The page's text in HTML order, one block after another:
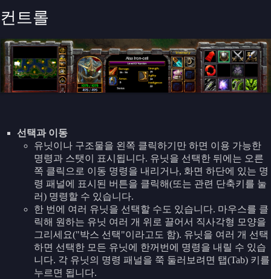
컨트롤
선택과 이동
유닛이나 구조물을 왼쪽 클릭하기만 하면 이용 가능한
명령과 스탯이 표시됩니다. 유닛을 선택한 뒤에는 오른
쪽 클릭으로 이동 명령을 내리거나, 화면 하단에 있는 명
령 패널에 표시된 버튼을 클릭해(또는 관련 단축키를 눌
러) 명령할 수 있습니다.
한 번에 여러 유닛을 선택할 수도 있습니다. 마우스를 클
릭해 원하는 유닛 여러 개 위로 끌어서 직사각형 모양을
그리세요("박스 선택"이라고도 함). 유닛을 여러 개 선택
하면 선택한 모든 유닛에 한꺼번에 명령을 내릴 수 있습
니다. 각 유닛의 명령 패널을 쭉 둘러보려면 탭(Tab) 키를
누르면 됩니다.